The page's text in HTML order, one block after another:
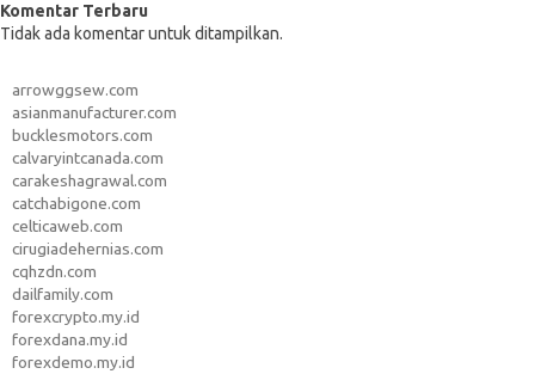
Komentar Terbaru
Tidak ada komentar untuk ditampilkan.
arrowggsew.com
asianmanufacturer.com
bucklesmotors.com
calvaryintcanada.com
carakeshagrawal.com
catchabigone.com
celticaweb.com
cirugiadehernias.com
cqhzdn.com
dailfamily.com
forexcrypto.my.id
forexdana.my.id
forexdemo.my.id